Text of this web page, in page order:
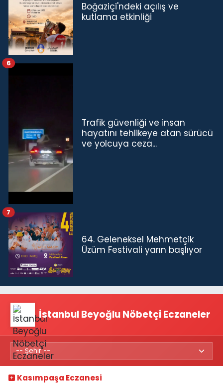
Boğaziçi'ndeki açılış ve
kutlama etkinliği
Trafik güvenliği ve insan
hayatını tehlikeye atan sürücü
ve yolcuya ceza...
6
64. Geleneksel Mehmetçik
Üzüm Festivali yarın başlıyor
7
İstanbul Beyoğlu Nöbetçi Eczaneler
Kasımpaşa Eczanesi